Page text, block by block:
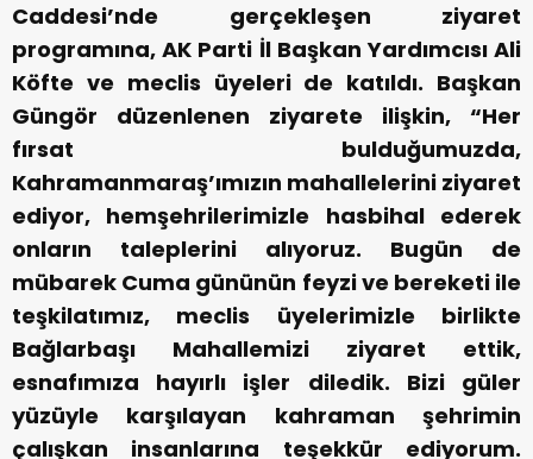
Caddesi’nde gerçekleşen ziyaret
programına, AK Parti İl Başkan Yardımcısı Ali
Köfte ve meclis üyeleri de katıldı. Başkan
Güngör düzenlenen ziyarete ilişkin, “Her
fırsat bulduğumuzda,
Kahramanmaraş’ımızın mahallelerini ziyaret
ediyor, hemşehrilerimizle hasbihal ederek
onların taleplerini alıyoruz. Bugün de
mübarek Cuma gününün feyzi ve bereketi ile
teşkilatımız, meclis üyelerimizle birlikte
Bağlarbaşı Mahallemizi ziyaret ettik,
esnafımıza hayırlı işler diledik. Bizi güler
yüzüyle karşılayan kahraman şehrimin
çalışkan insanlarına teşekkür ediyorum.